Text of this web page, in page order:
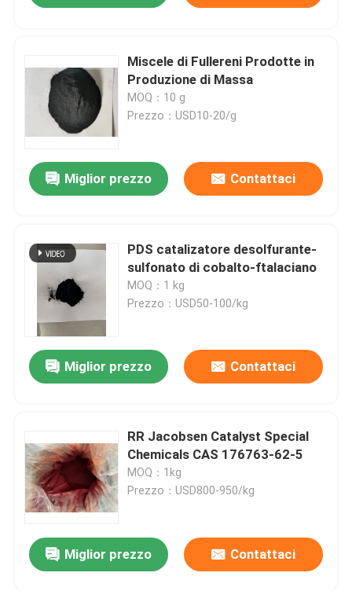
Miscele di Fullereni Prodotte in
Produzione di Massa
MOQ：10 g
Prezzo：USD10-20/g
Miglior prezzo Contattaci
PDS catalizatore desolfurante-
sulfonato di cobalto-ftalaciano
MOQ：1 kg
Prezzo：USD50-100/kg
Miglior prezzo Contattaci
RR Jacobsen Catalyst Special
Chemicals CAS 176763-62-5
MOQ：1kg
Prezzo：USD800-950/kg
Miglior prezzo Contattaci